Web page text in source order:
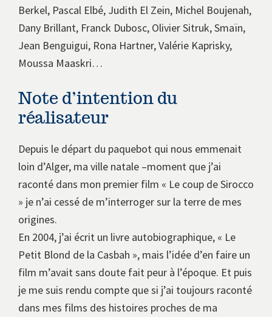
Berkel, Pascal Elbé, Judith El Zein, Michel Boujenah,
Dany Brillant, Franck Dubosc, Olivier Sitruk, Smaïn,
Jean Benguigui, Rona Hartner, Valérie Kaprisky,
Moussa Maaskri…
Note d’intention du
réalisateur
Depuis le départ du paquebot qui nous emmenait
loin d’Alger, ma ville natale –moment que j’ai
raconté dans mon premier film « Le coup de Sirocco
» je n’ai cessé de m’interroger sur la terre de mes
origines.
En 2004, j’ai écrit un livre autobiographique, « Le
Petit Blond de la Casbah », mais l’idée d’en faire un
film m’avait sans doute fait peur à l’époque. Et puis
je me suis rendu compte que si j’ai toujours raconté
dans mes films des histoires proches de ma